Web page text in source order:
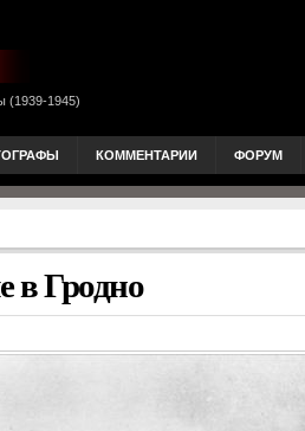
(1939-1945)
КОММЕНТАРИИ ФОРУМ
в Гродно